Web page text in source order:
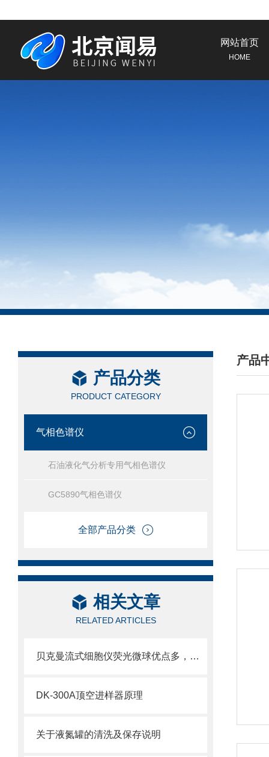
网站首页
HOME
产品分类
PRODUCT CATEGORY
气相色谱仪
石油液化气分析专用气相色谱仪
GC5890气相色谱仪
全部产品分类
相关文章
RELATED ARTICLES
贝克曼流式细胞仪荧光微球优点多，实用效果好
DK-300A顶空进样器原理
关于液氮罐的清洗及保存说明
产品
/